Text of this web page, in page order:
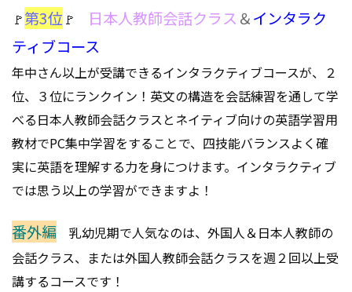
🚩第3位 🚩 日本人教師会話クラス ＆インタラク
ティブコース
年中さん以上が受講できるインタラクティブコースが、２
位、３位にランクイン！英文の構造を会話練習を通して学
べる日本人教師会話クラスとネイティブ向けの英語学習用
教材でPC集中学習をすることで、四技能バランスよく確
実に英語を理解する力を身につけます。インタラクティブ
では思う以上の学習ができますよ！
番外編 乳幼児期で人気なのは、外国人＆日本人教師の
会話クラス、または外国人教師会話クラスを週２回以上受
講するコースです！